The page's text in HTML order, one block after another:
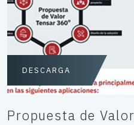
DESCARGA
Propuesta de